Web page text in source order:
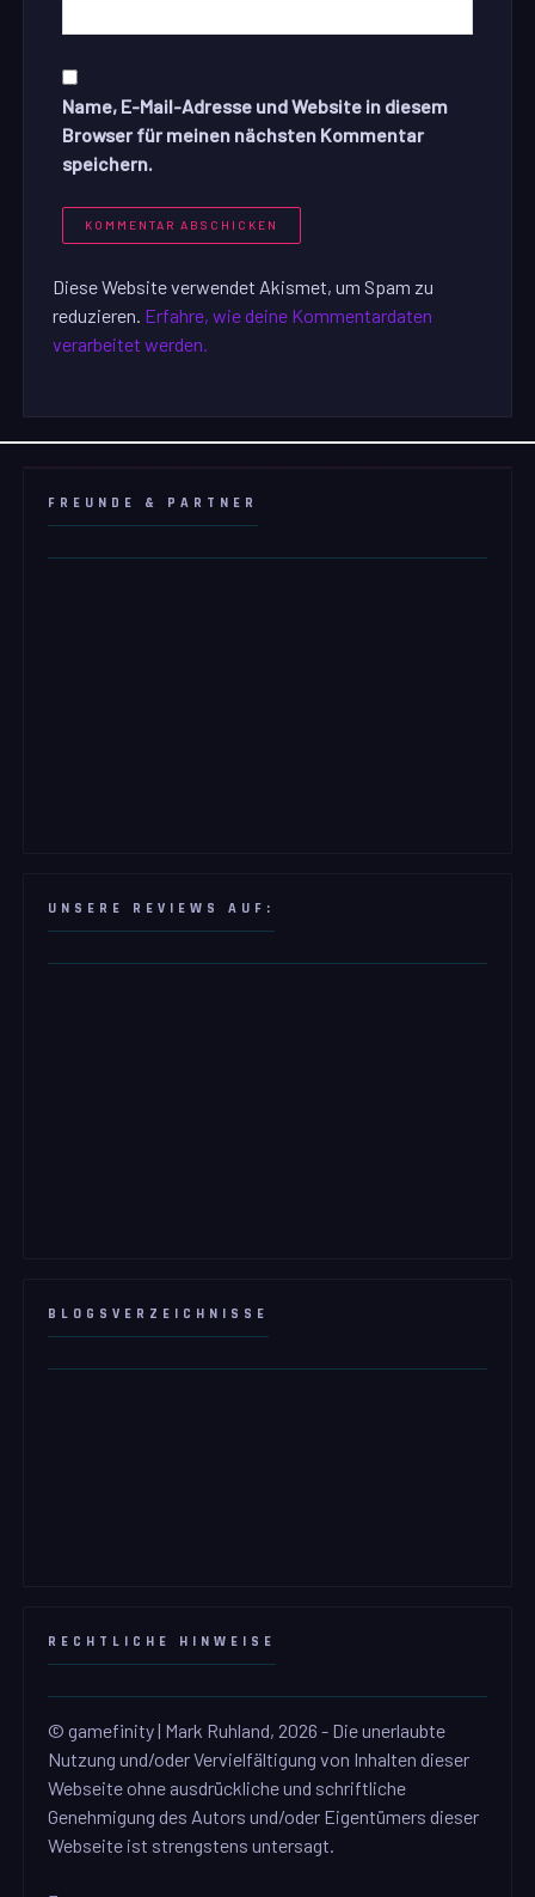
Name, E-Mail-Adresse und Website in diesem
Browser für meinen nächsten Kommentar
speichern.
Diese Website verwendet Akismet, um Spam zu
reduzieren. Erfahre, wie deine Kommentardaten
verarbeitet werden.
FREUNDE & PARTNER
UNSERE REVIEWS AUF:
BLOGSVERZEICHNISSE
RECHTLICHE HINWEISE
© gamefinity | Mark Ruhland, 2026 - Die unerlaubte
Nutzung und/oder Vervielfältigung von Inhalten dieser
Webseite ohne ausdrückliche und schriftliche
Genehmigung des Autors und/oder Eigentümers dieser
Webseite ist strengstens untersagt.